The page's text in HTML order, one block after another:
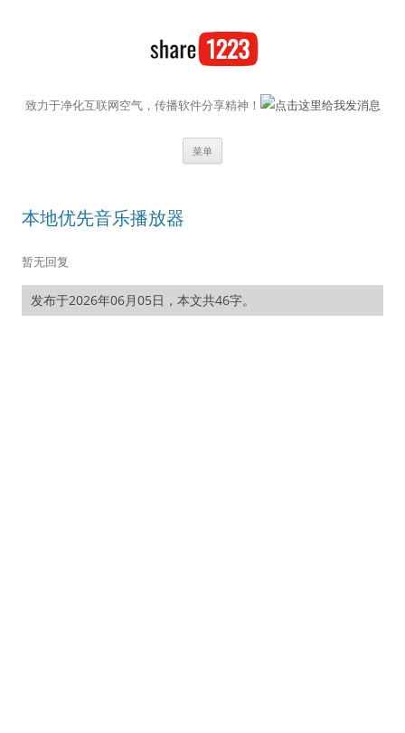
致力于净化互联网空气，传播软件分享精神！
菜单
本地优先音乐播放器
暂无回复
发布于2026年06月05日，本文共46字。